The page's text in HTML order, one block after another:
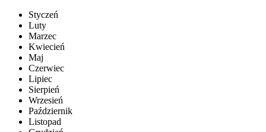
Styczeń
Luty
Marzec
Kwiecień
Maj
Czerwiec
Lipiec
Sierpień
Wrzesień
Październik
Listopad